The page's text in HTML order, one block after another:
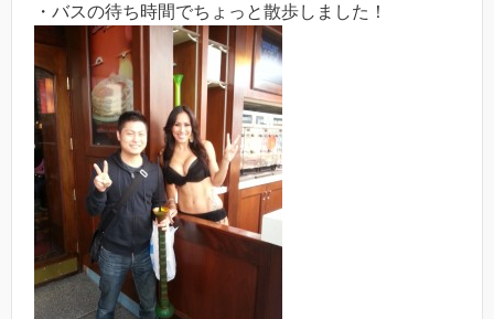
・バスの待ち時間でちょっと散歩しました！